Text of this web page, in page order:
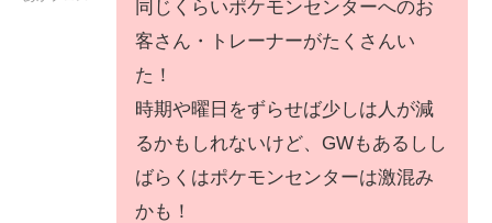
同じくらいポケモンセンターへのお
客さん・トレーナーがたくさんい
た！
時期や曜日をずらせば少しは人が減
るかもしれないけど、GWもあるしし
ばらくはポケモンセンターは激混み
かも！